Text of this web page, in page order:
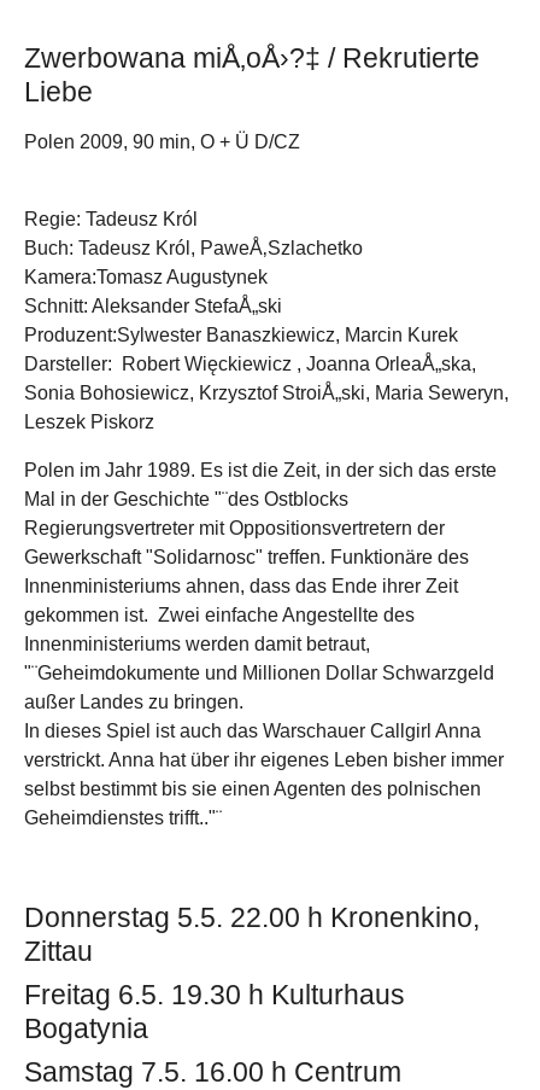
Zwerbowana miÅ‚oÅ›?‡ / Rekrutierte
Liebe
Polen 2009, 90 min, O + Ü D/CZ
Regie: Tadeusz Król
Buch: Tadeusz Król, PaweÅ‚Szlachetko
Kamera:Tomasz Augustynek
Schnitt: Aleksander StefaÅ„ski
Produzent:Sylwester Banaszkiewicz, Marcin Kurek
Darsteller: Robert Więckiewicz , Joanna OrleaÅ„ska,
Sonia Bohosiewicz, Krzysztof StroiÅ„ski, Maria Seweryn,
Leszek Piskorz
Polen im Jahr 1989. Es ist die Zeit, in der sich das erste
Mal in der Geschichte "¨des Ostblocks
Regierungsvertreter mit Oppositionsvertretern der
Gewerkschaft "Solidarnosc" treffen. Funktionäre des
Innenministeriums ahnen, dass das Ende ihrer Zeit
gekommen ist. Zwei einfache Angestellte des
Innenministeriums werden damit betraut,
"¨Geheimdokumente und Millionen Dollar Schwarzgeld
außer Landes zu bringen.
In dieses Spiel ist auch das Warschauer Callgirl Anna
verstrickt. Anna hat über ihr eigenes Leben bisher immer
selbst bestimmt bis sie einen Agenten des polnischen
Geheimdienstes trifft.."¨
Donnerstag 5.5. 22.00 h Kronenkino,
Zittau
Freitag 6.5. 19.30 h Kulturhaus
Bogatynia
Samstag 7.5. 16.00 h Centrum